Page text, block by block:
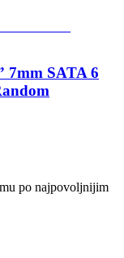
7mm SATA 6
po najpovoljnijim